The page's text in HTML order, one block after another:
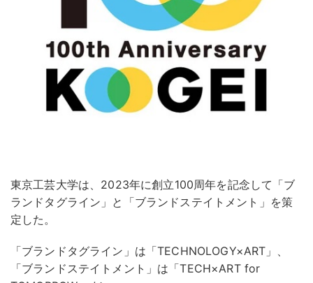
東京工芸大学は、2023年に創立100周年を記念して「ブ
ランドタグライン」と「ブランドステイトメント」を策
定した。
「ブランドタグライン」は「TECHNOLOGY×ART」、
「ブランドステイトメント」は「TECH×ART for